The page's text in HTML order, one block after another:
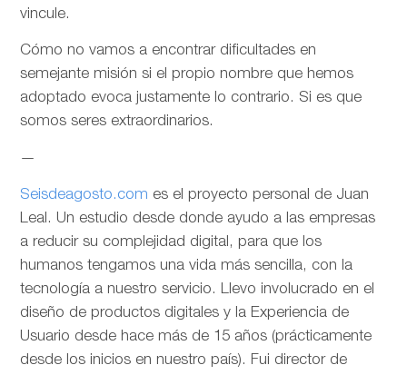
vincule.
Cómo no vamos a encontrar dificultades en
semejante misión si el propio nombre que hemos
adoptado evoca justamente lo contrario. Si es que
somos seres extraordinarios.
—
Seisdeagosto.com es el proyecto personal de Juan
Leal. Un estudio desde donde ayudo a las empresas
a reducir su complejidad digital, para que los
humanos tengamos una vida más sencilla, con la
tecnología a nuestro servicio. Llevo involucrado en el
diseño de productos digitales y la Experiencia de
Usuario desde hace más de 15 años (prácticamente
desde los inicios en nuestro país). Fui director de